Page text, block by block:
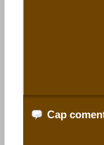
Cap